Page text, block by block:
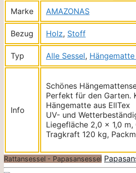
Marke
AMAZONAS
Bezug Holz, Stoff
Typ Alle Sessel,
Info
Schönes
Perfekt für den Garten.
Hängematte aus EllTex
UV- und
Liegefläche 2,0 x 1,0
Tragkraft 120 kg,
Rattansessel - Papasansessel